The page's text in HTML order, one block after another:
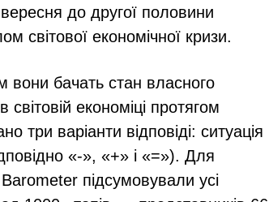
до другої половини
світової економічної кризи.
вони бачать стан власного
світовій економіці протягом
три варіанти відповіді: ситуація
«-», «+» і «=»). Для
підсумовували усі